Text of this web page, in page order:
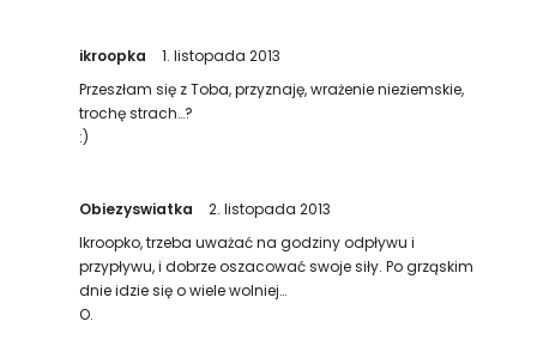
ikroopka
1. listopada 2013
Przeszłam się z Toba, przyznaję, wrażenie nieziemskie,
trochę strach…?
:)
Obiezyswiatka
2. listopada 2013
Ikroopko, trzeba uważać na godziny odpływu i
przypływu, i dobrze oszacować swoje siły. Po grząskim
dnie idzie się o wiele wolniej…
O.